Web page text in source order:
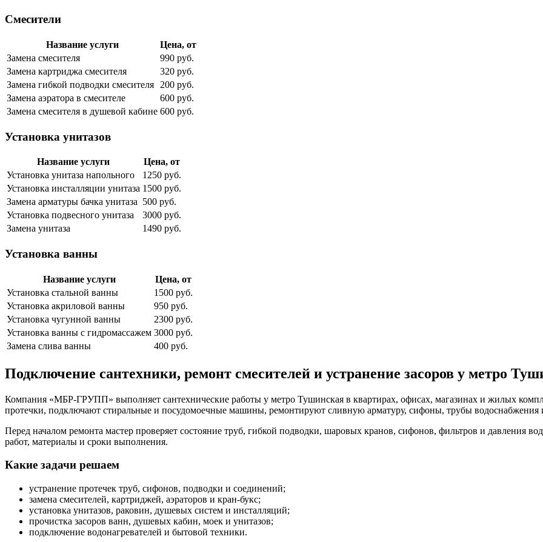
Смесители
Название услуги
Цена, от
Замена смесителя
990 руб.
Замена картриджа смесителя
320 руб.
Замена гибкой подводки смесителя
200 руб.
Замена аэратора в смесителе
600 руб.
Замена смесителя в душевой кабине 600 руб.
Установка унитазов
Название услуги
Цена, от
Установка унитаза напольного
1250 руб.
Установка инсталляции унитаза 1500 руб.
Замена арматуры бачка унитаза 500 руб.
Установка подвесного унитаза
3000 руб.
Замена унитаза
1490 руб.
Установка ванны
Название услуги
Цена, от
Установка стальной ванны
1500 руб.
Установка акриловой ванны
950 руб.
Установка чугунной ванны
2300 руб.
Установка ванны с гидромассажем 3000 руб.
Замена слива ванны
400 руб.
Подключение сантехники, ремонт смесителей и устранение засоров у метро
Компания «МБР-ГРУПП» выполняет сантехнические работы у метро Тушинская в квартирах, офисах, магазинах и жилых
протечки, подключают стиральные и посудомоечные машины, ремонтируют сливную арматуру, сифоны, трубы водоснабжения
Перед началом ремонта мастер проверяет состояние труб, гибкой подводки, шаровых кранов, сифонов, фильтров и давления
работ, материалы и сроки выполнения.
Какие задачи решаем
устранение протечек труб, сифонов, подводки и соединений;
замена смесителей, картриджей, аэраторов и кран-букс;
установка унитазов, раковин, душевых систем и инсталляций;
прочистка засоров ванн, душевых кабин, моек и унитазов;
подключение водонагревателей и бытовой техники.